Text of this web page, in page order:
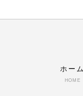
ホーム
HOME